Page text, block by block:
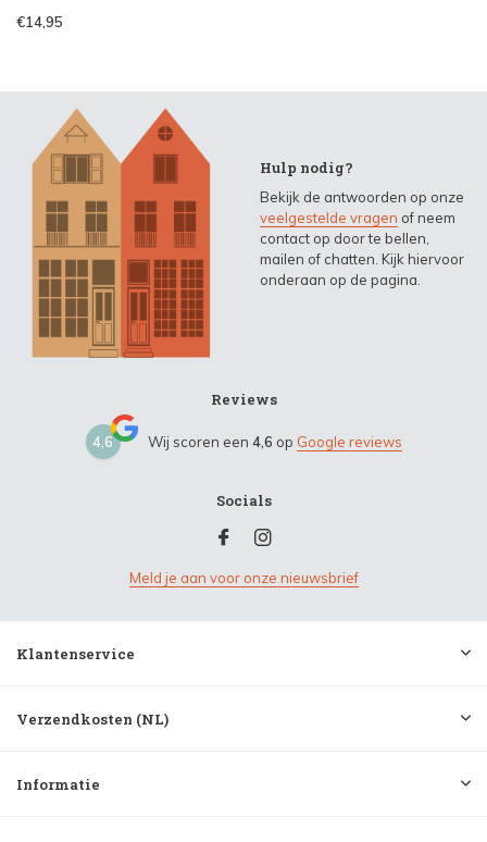
€14,95
Hulp nodig?
Bekijk de antwoorden op onze
veelgestelde vragen of neem
contact op door te bellen,
mailen of chatten. Kijk hiervoor
onderaan op de pagina.
Reviews
4,6 Wij scoren een 4,6 op Google reviews
Socials
Meld je aan voor onze nieuwsbrief
Klantenservice
Verzendkosten (NL)
Informatie